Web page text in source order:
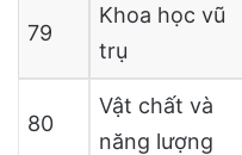
79
Khoa học vũ
trụ
80
Vật chất và
năng lượng